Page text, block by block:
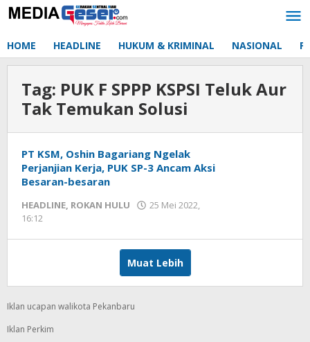
Lewati
ke
HOME HEADLINE HUKUM & KRIMINAL NASIONAL
Tag: PUK F SPPP KSPSI Teluk Aur
Tak Temukan Solusi
PT KSM, Oshin Bagariang Ngelak
Perjanjian Kerja, PUK SP-3 Ancam Aksi
Besaran-besaran
HEADLINE, ROKAN HULU
25 Mei 2022,
16:12
Muat Lebih
Iklan ucapan walikota Pekanbaru
Iklan Perkim